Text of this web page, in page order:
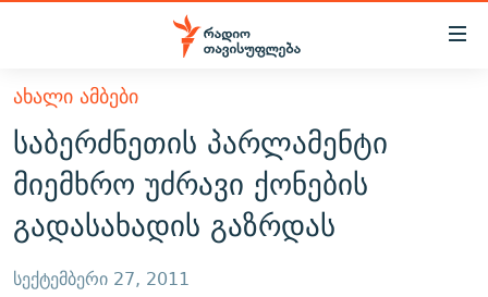
Accessibility
მთავარ
შინაარსზე
დაბრუნება
მთავარ
ნავიგაციაზე
დაბრუნება
ძიებაზე
ᲐᲮᲐᲚᲘ ᲐᲛᲑᲔᲑᲘ
ᲗᲔᲛᲔᲑᲘ
ᲞᲝᲚᲘᲢᲘᲙᲐ
ᲔᲙᲝᲜᲝᲛᲘᲙᲐ
ᲡᲐᲖᲝᲒᲐᲓᲝᲔᲑᲐ
ᲕᲘᲓᲔᲝ
ᲑᲚᲝᲒᲔᲑᲘ
ᲞᲝᲓᲙᲐᲡᲢᲔᲑᲘ
ᲐᲮᲐᲚᲘ ᲐᲛᲑᲔᲑᲘ
საბერძნეთის პარლამენტი
მიემხრო უძრავი ქონების
გადასახადის გაზრდას
სექტემბერი 27, 2011